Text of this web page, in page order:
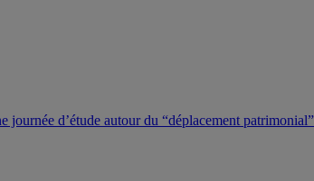
journée d’étude autour du “déplacement patrimonial”